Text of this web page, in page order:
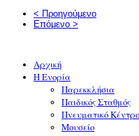
< Προηγούμενο
Επόμενο >
Αρχική
Η Ενορία
Παρεκκλήσια
Παιδικός Σταθμός
Πνευματικό Κέντρο
Μουσείο